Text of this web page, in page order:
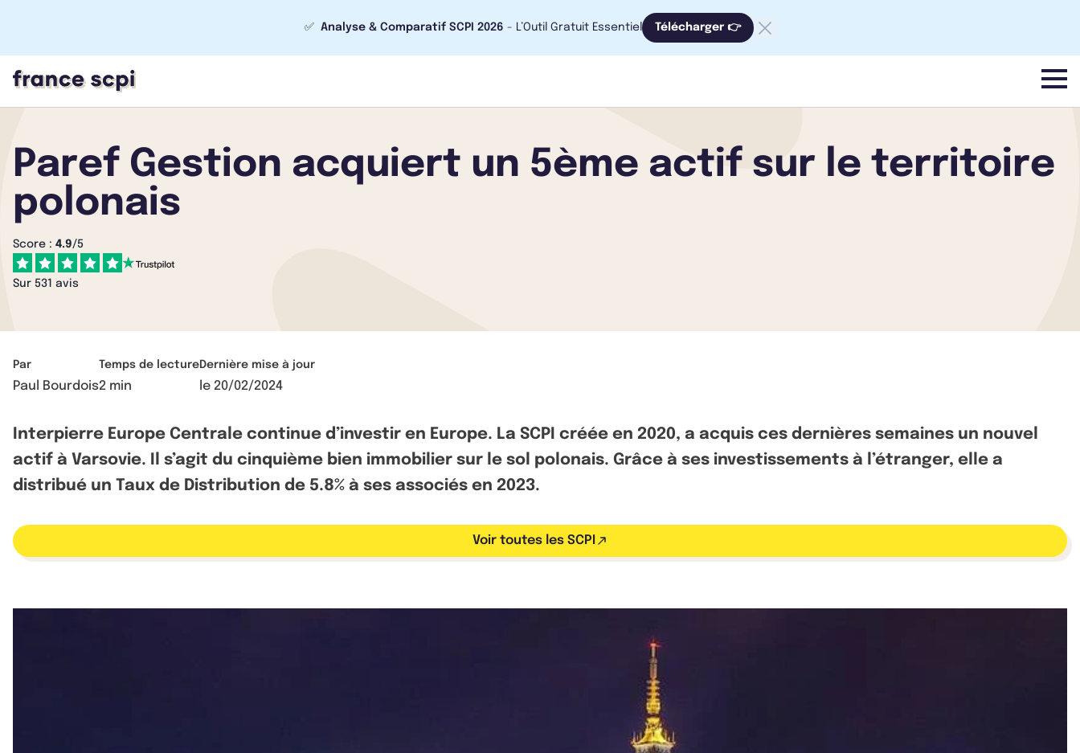
✅ Analyse & Comparatif SCPI 2026 - L’Outil Gratuit Essentiel Télécharger 👉
menu
Paref Gestion acquiert un 5ème actif sur le territoire
polonais
Score : 4.9/5
Sur 531 avis
Par
Paul Bourdois
Temps de lecture
2 min
Dernière mise à jour
le 20/02/2024
Interpierre Europe Centrale continue d’investir en Europe. La SCPI créée en 2020, a acquis ces dernières semaines un nouvel
actif à Varsovie. Il s’agit du cinquième bien immobilier sur le sol polonais. Grâce à ses investissements à l’étranger, elle a
distribué un Taux de Distribution de 5.8% à ses associés en 2023.
Voir toutes les SCPI